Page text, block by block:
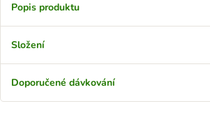
Popis produktu
Složení
Doporučené dávkování